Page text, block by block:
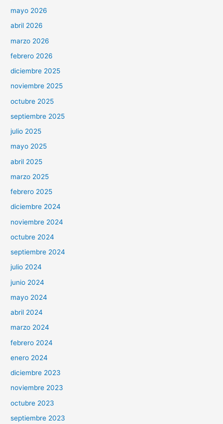
mayo 2026
abril 2026
marzo 2026
febrero 2026
diciembre 2025
noviembre 2025
octubre 2025
septiembre 2025
julio 2025
mayo 2025
abril 2025
marzo 2025
febrero 2025
diciembre 2024
noviembre 2024
octubre 2024
septiembre 2024
julio 2024
junio 2024
mayo 2024
abril 2024
marzo 2024
febrero 2024
enero 2024
diciembre 2023
noviembre 2023
octubre 2023
septiembre 2023